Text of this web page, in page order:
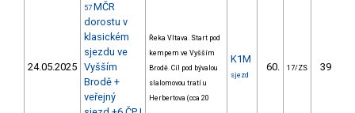
24.05.2025
57 MČR
dorostu v
klasickém
sjezdu ve
Vyšším
Brodě +
veřejný
Řeka Vltava. Start pod
kempem ve Vyšším
Brodě. Cíl pod bývalou
slalomovou tratí u
Herbertova (cca 20
K1M
sjezd
60. 17/ZS 397.83